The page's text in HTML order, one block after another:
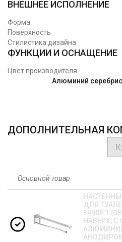
ВНЕШНЕЕ ИСПОЛНЕНИЕ
Форма
Поверхность
Стилистика дизайна
ФУНКЦИИ И ОСНАЩЕНИЕ
Цвет производителя
Алюминий
ДОПОЛНИТЕЛЬНАЯ
Основной товар
ДЛЯ
34903
НАВЕРХ,